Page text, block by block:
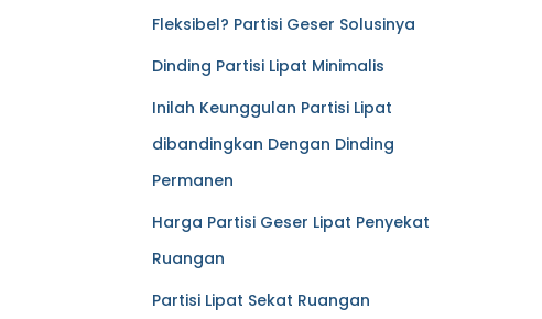
Fleksibel? Partisi Geser Solusinya
Dinding Partisi Lipat Minimalis
Inilah Keunggulan Partisi Lipat
dibandingkan Dengan Dinding
Permanen
Harga Partisi Geser Lipat Penyekat
Ruangan
Partisi Lipat Sekat Ruangan